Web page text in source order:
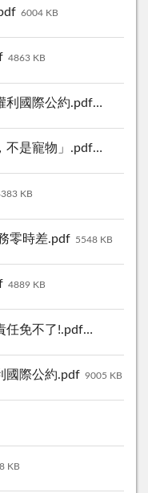
6004 KB
4863 KB
利國際公約.pdf 5337 KB
不是寵物」.pdf 4406 KB
KB
零時差.pdf 5548 KB
4889 KB
任免不了!.pdf 6288 KB
國際公約.pdf 9005 KB
KB